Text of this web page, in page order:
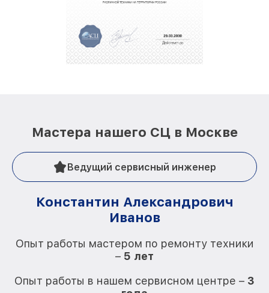
Мастера нашего СЦ в Москве
Ведущий сервисный инженер
Константин Александрович
Иванов
Опыт работы мастером по ремонту техники
– 5 лет
Опыт работы в нашем сервисном центре – 3